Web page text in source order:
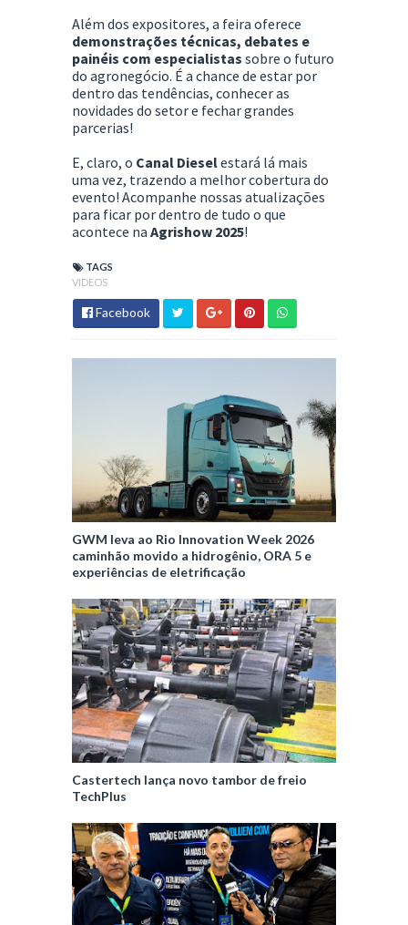
Além dos expositores, a feira oferece
demonstrações técnicas, debates e
painéis com especialistas sobre o futuro
do agronegócio. É a chance de estar por
dentro das tendências, conhecer as
novidades do setor e fechar grandes
parcerias!
E, claro, o Canal Dieselestará lá mais
uma vez, trazendo a melhor cobertura do
evento! Acompanhe nossas atualizações
para ficar por dentro de tudo o que
acontece na Agrishow 2025!
TAGS
VIDEOS
Facebook
GWM leva ao Rio Innovation Week 2026
caminhão movido a hidrogênio, ORA 5 e
experiências de eletrificação
Castertech lança novo tambor de freio
TechPlus